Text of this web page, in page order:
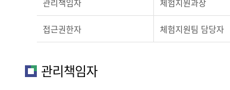
관리책임자 체험지원과장
접근권한자 체험지원팀 담당자
관리책임자